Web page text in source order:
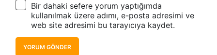
Bir dahaki sefere yorum yaptığımda
kullanılmak üzere adımı, e-posta adresimi ve
web site adresimi bu tarayıcıya kaydet.
YORUM GÖNDER